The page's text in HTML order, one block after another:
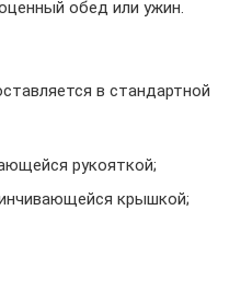
обед или ужин.
в стандартной
рукояткой;
крышкой;